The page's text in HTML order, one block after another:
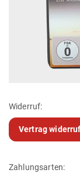
Widerruf:
Vertrag
Zahlungsarten: